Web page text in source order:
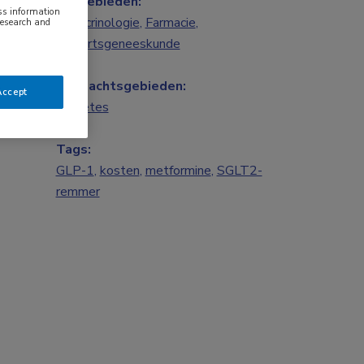
Endocrinologie, Farmacie,
Huisartsgeneeskunde
Aandachtsgebieden:
Diabetes
Tags:
GLP-1, kosten, metformine, SGLT2-
remmer
information
and